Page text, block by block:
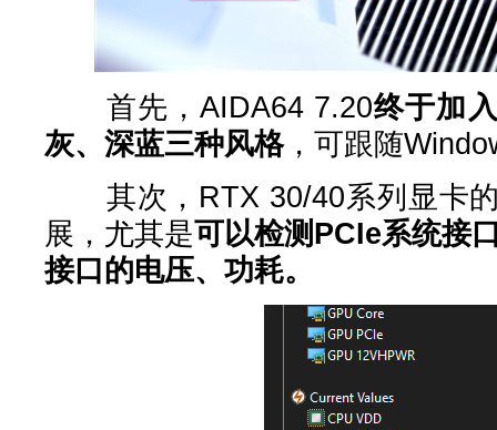
首先，AIDA64 7.20终于加
灰、深蓝三种风格，可跟随
其次，RTX 30/40系列显卡的
展，尤其是可以检测PCIe系统接
接口的电压、功耗。